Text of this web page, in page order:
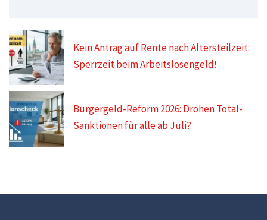
Kein Antrag auf Rente nach Altersteilzeit:
Sperrzeit beim Arbeitslosengeld!
Bürgergeld-Reform 2026: Drohen Total-
Sanktionen für alle ab Juli?